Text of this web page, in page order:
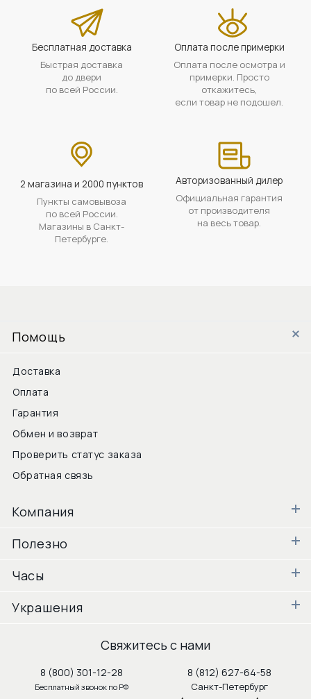
Бесплатная доставка
Быстрая доставка
до двери
по всей России.
Оплата после примерки
Оплата после осмотра и
примерки. Просто
откажитесь,
если товар не подошел.
2 магазина и 2000 пунктов
Пункты самовывоза
по всей России.
Магазины в Санкт-
Петербурге.
Авторизованный дилер
Официальная гарантия
от производителя
на весь товар.
Помощь
Доставка
Оплата
Гарантия
Обмен и возврат
Проверить статус заказа
Обратная связь
Компания
Полезно
Часы
Украшения
Свяжитесь с нами
8 (800) 301-12-28
Бесплатный звонок по РФ
8 (812) 627-64-58
Санкт-Петербург